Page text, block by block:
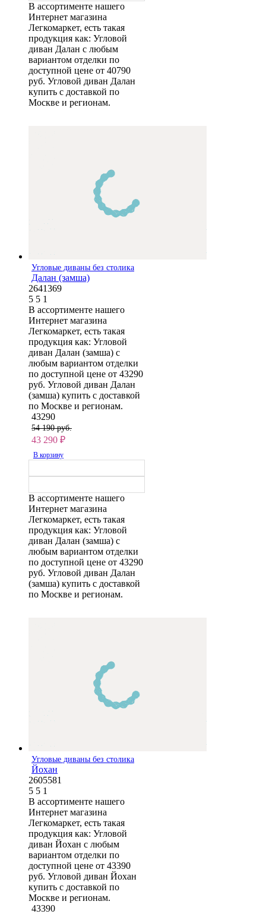
В ассортименте нашего
Интернет магазина
Легкомаркет, есть такая
продукция как: Угловой
диван Далан с любым
вариантом отделки по
доступной цене от 40790
руб. Угловой диван Далан
купить с доставкой по
Москве и регионам.
Угловые диваны без столика
Далан (замша)
2641369
5 5 1
В ассортименте нашего
Интернет магазина
Легкомаркет, есть такая
продукция как: Угловой
диван Далан (замша) с
любым вариантом отделки
по доступной цене от 43290
руб. Угловой диван Далан
(замша) купить с доставкой
по Москве и регионам.
43290
54 190 руб.
43 290 ₽
В корзину
В ассортименте нашего
Интернет магазина
Легкомаркет, есть такая
продукция как: Угловой
диван Далан (замша) с
любым вариантом отделки
по доступной цене от 43290
руб. Угловой диван Далан
(замша) купить с доставкой
по Москве и регионам.
Угловые диваны без столика
Йохан
2605581
5 5 1
В ассортименте нашего
Интернет магазина
Легкомаркет, есть такая
продукция как: Угловой
диван Йохан с любым
вариантом отделки по
доступной цене от 43390
руб. Угловой диван Йохан
купить с доставкой по
Москве и регионам.
43390